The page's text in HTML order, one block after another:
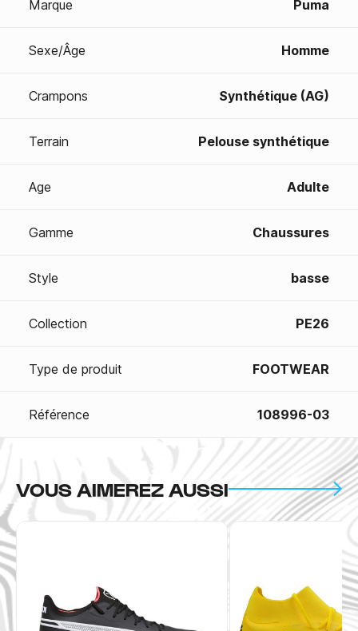
Marque Puma
Sexe/Âge Homme
Crampons Synthétique (AG)
Terrain Pelouse synthétique
Age Adulte
Gamme Chaussures
Style basse
Collection PE26
Type de produit FOOTWEAR
Référence 108996-03
VOUS AIMEREZ AUSSI